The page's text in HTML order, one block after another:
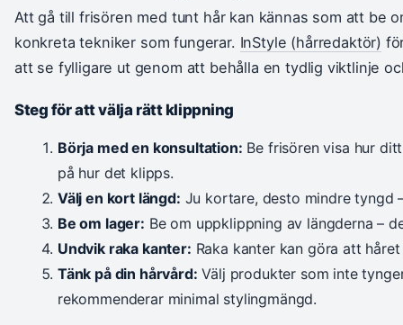
Att gå till frisören med tunt hår kan kännas som att be
konkreta tekniker som fungerar. InStyle (hårredaktör)
att se fylligare ut genom att behålla en tydlig viktlinje
Steg för att välja rätt klippning
Börja med en konsultation: Be frisören visa hur
på hur det klipps.
Välj en kort längd: Ju kortare, desto mindre tyngd
Be om lager: Be om uppklippning av längderna –
Undvik raka kanter: Raka kanter kan göra att
Tänk på din hårvård: Välj produkter som inte
rekommenderar minimal stylingmängd.